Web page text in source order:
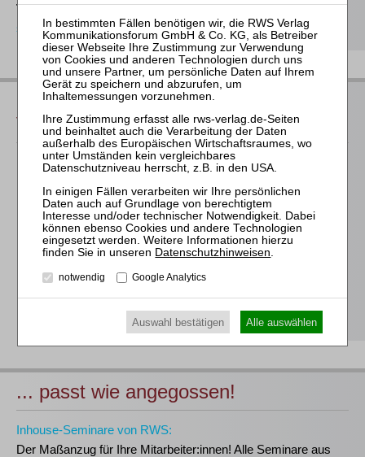
T(0221)-400 88-15
seminar@rws-verlag.de
Das bieten Ihnen unsere
Veranstaltungen
Für alle Endgeräte kompatible und browserbasierte
Individuelle Assistenz bis zur Einwahl und Verbindung mit
unserem Online-Seminar
Hochwertige Unterlagen für die Teilnahme, ideal auch zum
späteren Nachschlagen
Erwerb des anerkanntenRWS-Zertifikats
Teilnahmebescheinigungen gemäßGOI, § 15 FAO und
... passt wie angegossen!
Inhouse-Seminare von RWS:
Der Maßanzug für Ihre Mitarbeiter:innen! Alle Seminare aus
Datenschutzhinweisen
notwendig Google Analytics
Auswahl bestätigen Alle auswählen